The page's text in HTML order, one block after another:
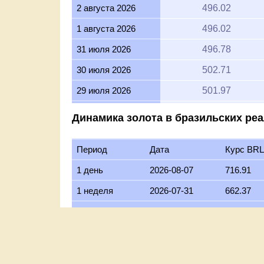
1 августа 2026 496.02
31 июля 2026 496.78
30 июля 2026 502.71
29 июля 2026 501.97
28 июля 2026 498.97
25 июля 2026 497.03
24 июля 2026 498.63
23 июля 2026 498.23
Динамика золота в бразильских
Период Курс
1 день 2026-08-07 716.91
1 неделя 2026-07-31 662.37
30 дней 2026-07-08 674.99
6 месяцев 2026-02-07 834.48